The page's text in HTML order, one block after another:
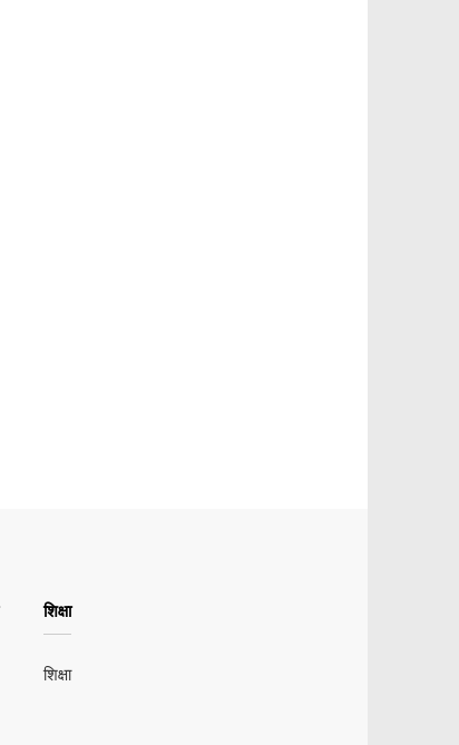
शिक्षा
शिक्षा